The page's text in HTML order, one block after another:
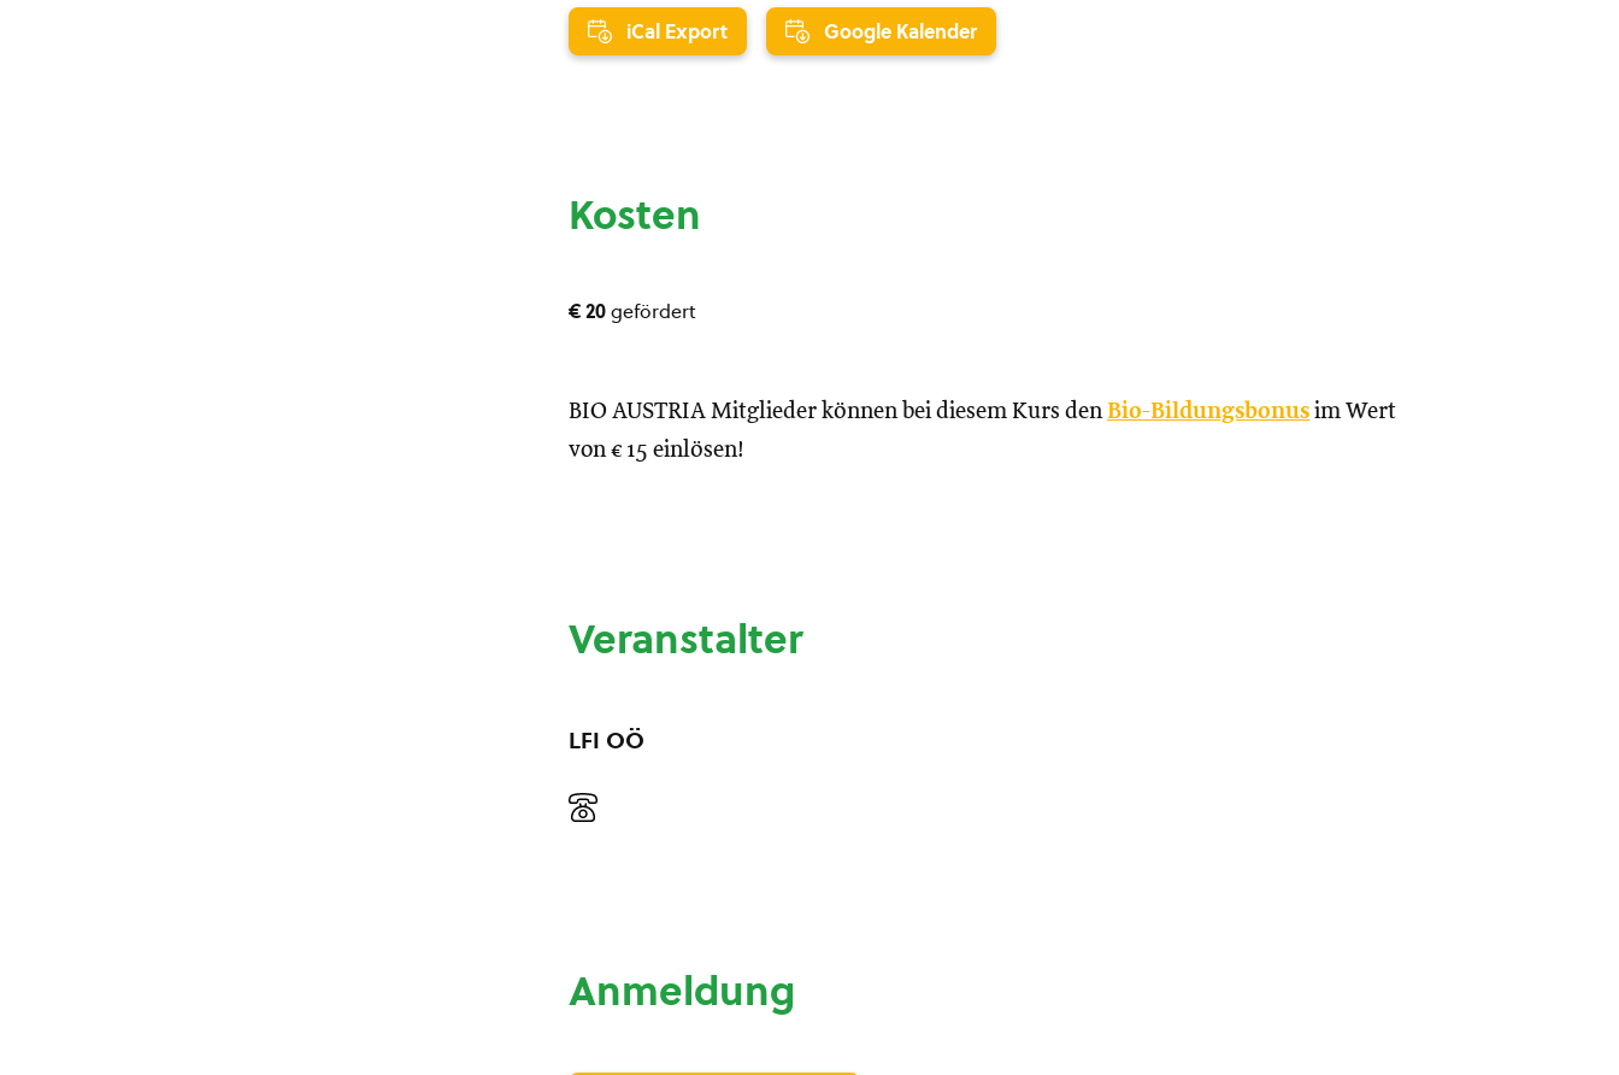
iCal Export Google Kalender
Kosten
€ 20gefördert
BIO AUSTRIA Mitglieder können bei diesem Kurs den Bio-Bildungsbonus im Wert
von € 15 einlösen!
Veranstalter
LFI OÖ
Anmeldung